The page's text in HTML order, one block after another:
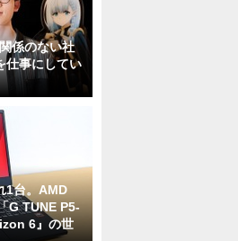
係のない社
仕事にしてい
1台。AMD
G TUNE P5-
6』の世